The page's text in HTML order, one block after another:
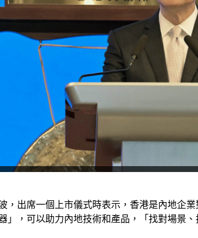
，出席一個上市儀式時表示，香港是內地企
」，可以助力內地技術和產品，「找對場景、